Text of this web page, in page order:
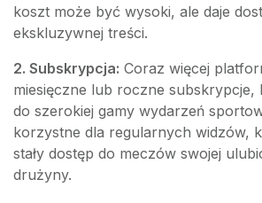
koszt może być wysoki, ale daje
ekskluzywnej treści.
2. Subskrypcja: Coraz więcej
miesięczne lub roczne subskrypcje,
do szerokiej gamy wydarzeń
korzystne dla regularnych widzów,
stały dostęp do meczów swojej
drużyny.